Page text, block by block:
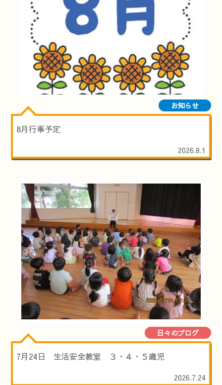
お知らせ
8月行事予定
2026.8.1
日々のブログ
7月24日 生活安全教室 ３・４・５歳児
2026.7.24